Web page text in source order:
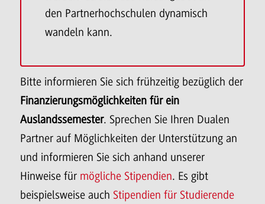
den Partnerhochschulen dynamisch
wandeln kann.
Bitte informieren Sie sich frühzeitig bezüglich der
Finanzierungsmöglichkeiten für ein
Auslandssemester. Sprechen Sie Ihren Dualen
Partner auf Möglichkeiten der Unterstützung an
und informieren Sie sich anhand unserer
Hinweise für mögliche Stipendien. Es gibt
beispielsweise auch Stipendien für Studierende